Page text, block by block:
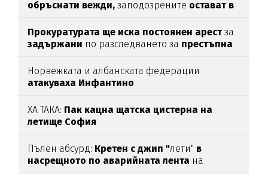
обръснати вежди, заподозрените остават в
Прокуратурата ще иска постоянен арестза
задържани по разследването за престъпна
Норвежката и албанската федерации
атакуваха Инфантино
ХА ТАКА: Пак кацна щатска цистерна на
летище София
Пълен абсурд: Кретен с джип "лети" в
насрещното по аварийната лента на